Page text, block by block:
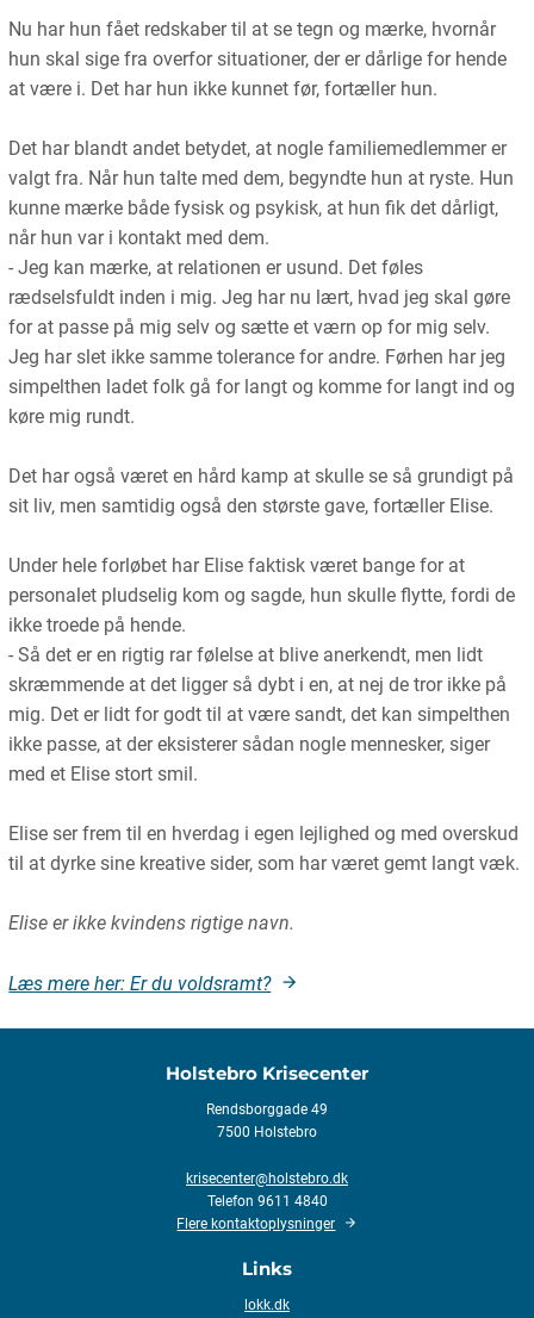
Nu har hun fået redskaber til at se tegn og mærke, hvornår
hun skal sige fra overfor situationer, der er dårlige for hende
at være i. Det har hun ikke kunnet før, fortæller hun.
Det har blandt andet betydet, at nogle familiemedlemmer er
valgt fra. Når hun talte med dem, begyndte hun at ryste. Hun
kunne mærke både fysisk og psykisk, at hun fik det dårligt,
når hun var i kontakt med dem.
- Jeg kan mærke, at relationen er usund. Det føles
rædselsfuldt inden i mig. Jeg har nu lært, hvad jeg skal gøre
for at passe på mig selv og sætte et værn op for mig selv.
Jeg har slet ikke samme tolerance for andre. Førhen har jeg
simpelthen ladet folk gå for langt og komme for langt ind og
køre mig rundt.
Det har også været en hård kamp at skulle se så grundigt på
sit liv, men samtidig også den største gave, fortæller Elise.
Under hele forløbet har Elise faktisk været bange for at
personalet pludselig kom og sagde, hun skulle flytte, fordi de
ikke troede på hende.
- Så det er en rigtig rar følelse at blive anerkendt, men lidt
skræmmende at det ligger så dybt i en, at nej de tror ikke på
mig. Det er lidt for godt til at være sandt, det kan simpelthen
ikke passe, at der eksisterer sådan nogle mennesker, siger
med et Elise stort smil.
Elise ser frem til en hverdag i egen lejlighed og med overskud
til at dyrke sine kreative sider, som har været gemt langt væk.
Elise er ikke kvindens rigtige navn.
Læs mere her: Er du voldsramt?
Holstebro Krisecenter
Rendsborggade 49
7500 Holstebro
krisecenter@holstebro.dk
Telefon 9611 4840
Flere kontaktoplysninger
Links
lokk.dk